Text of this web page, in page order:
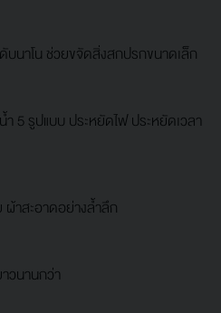
นาโน ช่วยขจัดสิ่งสกปรกขนาดเล็ก
5 รูปแบบ ประหยัดไฟ ประหยัดเวลา
ผ้าสะอาดอย่างล้ำลึก
วนานกว่า